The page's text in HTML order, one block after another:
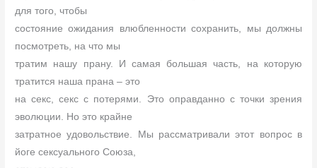
для того, чтобы
состояние ожидания влюбленности сохранить, мы должны
посмотреть, на что мы
тратим нашу прану. И самая большая часть, на которую
тратится наша прана – это
на секс, секс с потерями. Это оправданно с точки зрения
эволюции. Но это крайне
затратное удовольствие. Мы рассматривали этот вопрос в
йоге сексуального Союза,